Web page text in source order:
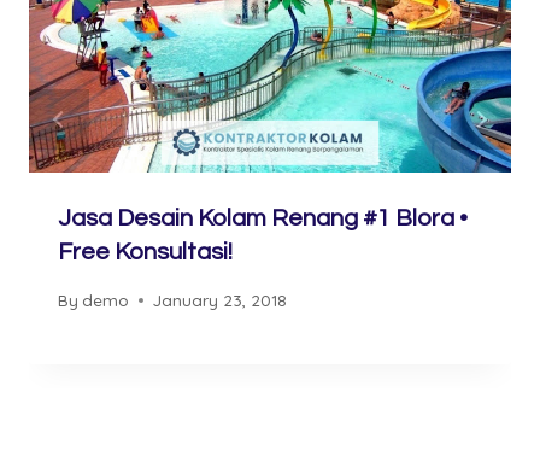
Jasa Desain Kolam Renang #1 Blora •
Free Konsultasi!
By demo January 23, 2018